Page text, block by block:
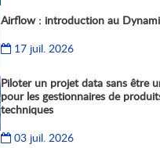
Airflow : introduction au
17 juil. 2026
Piloter un projet data sans être
pour les gestionnaires de
techniques
03 juil. 2026